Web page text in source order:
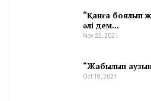
“Қанға боялып
әлі дем…
Nov 22, 2021
“Жабылып
Oct 18, 2021